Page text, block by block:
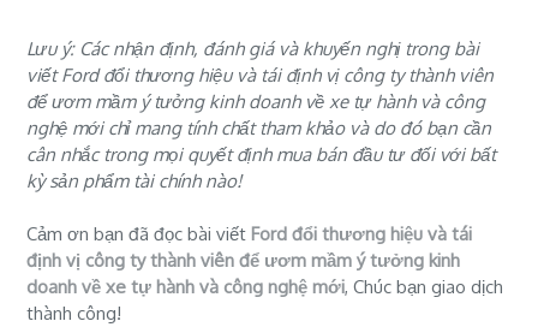
Lưu ý: Các nhận định, đánh giá và khuyến nghị trong bài
viết Ford đổi thương hiệu và tái định vị công ty thành viên
để ươm mầm ý tưởng kinh doanh về xe tự hành và công
nghệ mới chỉ mang tính chất tham khảo và do đó bạn cần
cân nhắc trong mọi quyết định mua bán đầu tư đối với bất
kỳ sản phẩm tài chính nào!
Cảm ơn bạn đã đọc bài viết Ford đổi thương hiệu và tái
định vị công ty thành viên để ươm mầm ý tưởng kinh
doanh về xe tự hành và công nghệ mới, Chúc bạn giao dịch
thành công!